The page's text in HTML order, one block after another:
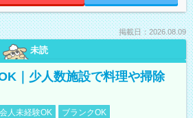
掲載日：2026.08.09
未読
｜少人数施設で料理や掃除
人未経験OK
ブランクOK